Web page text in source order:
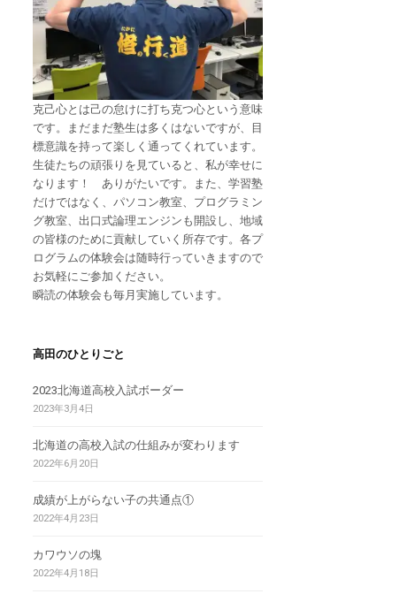
克己心とは己の怠けに打ち克つ心という意味
です。まだまだ塾生は多くはないですが、目
標意識を持って楽しく通ってくれています。
生徒たちの頑張りを見ていると、私が幸せに
なります！ ありがたいです。また、学習塾
だけではなく、パソコン教室、プログラミン
グ教室、出口式論理エンジンも開設し、地域
の皆様のために貢献していく所存です。各プ
ログラムの体験会は随時行っていきますので
お気軽にご参加ください。
瞬読の体験会も毎月実施しています。
高田のひとりごと
2023北海道高校入試ボーダー
2023年3月4日
北海道の高校入試の仕組みが変わります
2022年6月20日
成績が上がらない子の共通点①
2022年4月23日
カワウソの塊
2022年4月18日